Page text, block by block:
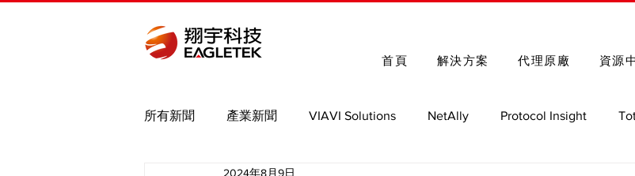
首頁 解決方案 代理原廠 資源
所有新聞 產業新聞 VIAVI Solutions NetAlly Protocol Insight
2024年8月9日